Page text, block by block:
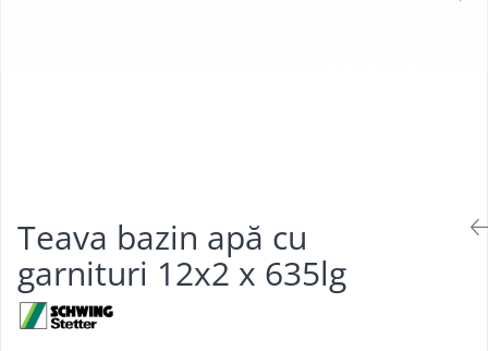
Teava bazin apă cu
garnituri 12x2 x 635lg